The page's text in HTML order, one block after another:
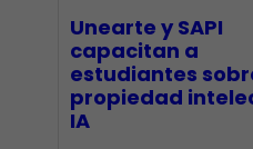
Unearte y SAPI
capacitan a
estudiantes
propiedad
IA